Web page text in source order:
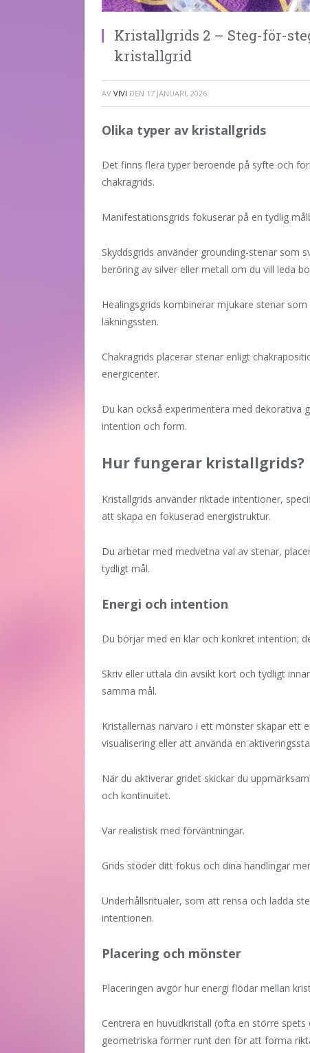
Kristallgrids 2 – Steg-för-
kristallgrid
AV VIVI DEN 17 JANUARI, 2026
Olika typer av kristallgrids
Det finns flera typer beroende på syfte och
chakragrids.
Manifestationsgrids fokuserar på en tydlig
Skyddsgrids använder grounding-stenar som
beröring av silver eller metall om du vill leda
Healingsgrids kombinerar mjukare stenar
läkningssten.
Chakragrids placerar stenar enligt
energicenter.
Du kan också experimentera med
intention och form.
Hur fungerar kristallgrids?
Kristallgrids använder riktade intentioner,
att skapa en fokuserad energistruktur.
Du arbetar med medvetna val av stenar,
tydligt mål.
Energi och intention
Du börjar med en klar och konkret intention;
Skriv eller uttala din avsikt kort och tydligt
samma mål.
Kristallernas närvaro i ett mönster skapar ett
visualisering eller att använda en
När du aktiverar gridet skickar du
och kontinuitet.
Var realistisk med förväntningar.
Grids stöder ditt fokus och dina handlingar
Underhållsritualer, som att rensa och ladda
intentionen.
Placering och mönster
Placeringen avgör hur energi flödar mellan
Centrera en huvudkristall (ofta en större
geometriska former runt den för att forma